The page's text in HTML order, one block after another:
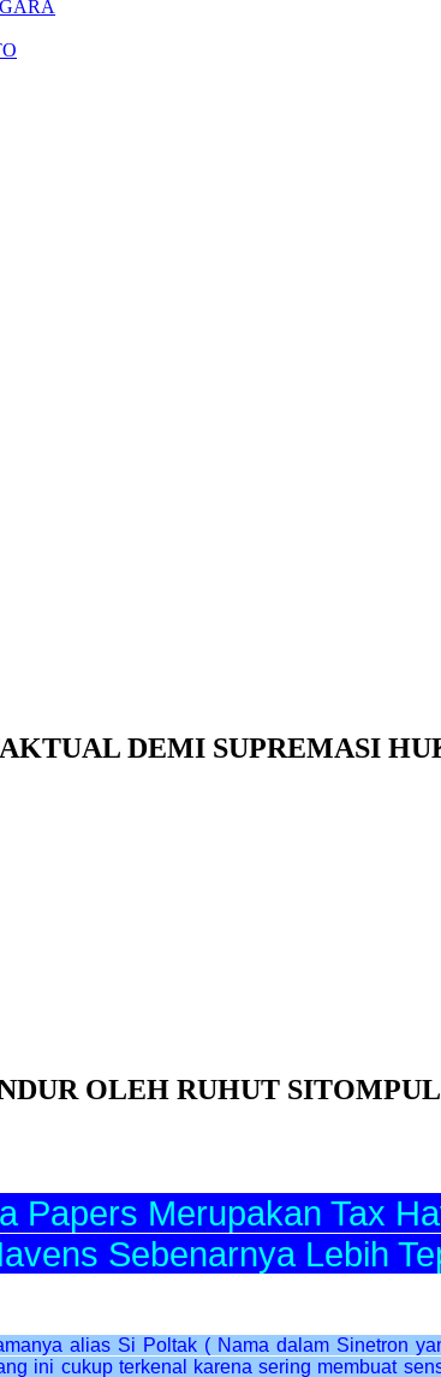
DEMI SUPREMASI
OLEH RUHUT
Papers Merupakan Tax
Sebenarnya Lebih
alias Si Poltak ( Nama dalam Sinetron
ini cukup terkenal karena sering membuat